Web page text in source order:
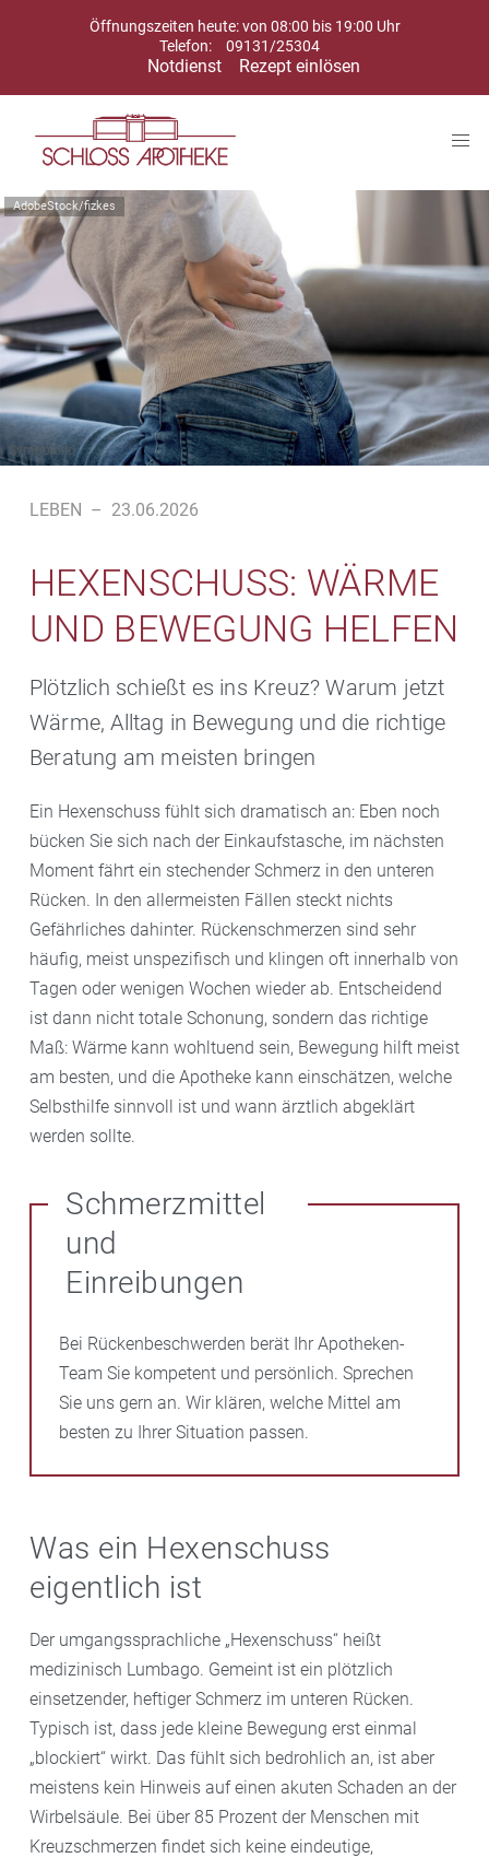
Öffnungszeiten heute: von 08:00 bis 19:00 Uhr
Telefon:
09131/25304
Notdienst Rezept einlösen
AdobeStock/fizkes
Symbolbild
LEBEN – 23.06.2026
HEXENSCHUSS: WÄRME
UND BEWEGUNG HELFEN
Plötzlich schießt es ins Kreuz? Warum jetzt
Wärme, Alltag in Bewegung und die richtige
Beratung am meisten bringen
Ein Hexenschuss fühlt sich dramatisch an: Eben noch
bücken Sie sich nach der Einkaufstasche, im nächsten
Moment fährt ein stechender Schmerz in den unteren
Rücken. In den allermeisten Fällen steckt nichts
Gefährliches dahinter. Rückenschmerzen sind sehr
häufig, meist unspezifisch und klingen oft innerhalb von
Tagen oder wenigen Wochen wieder ab. Entscheidend
ist dann nicht totale Schonung, sondern das richtige
Maß: Wärme kann wohltuend sein, Bewegung hilft meist
am besten, und die Apotheke kann einschätzen, welche
Selbsthilfe sinnvoll ist und wann ärztlich abgeklärt
werden sollte.
Schmerzmittel
und
Einreibungen
Bei Rückenbeschwerden berät Ihr Apotheken-
Team Sie kompetent und persönlich. Sprechen
Sie uns gern an. Wir klären, welche Mittel am
besten zu Ihrer Situation passen.
Was ein Hexenschuss
eigentlich ist
Der umgangssprachliche „Hexenschuss“ heißt
medizinisch Lumbago. Gemeint ist ein plötzlich
einsetzender, heftiger Schmerz im unteren Rücken.
Typisch ist, dass jede kleine Bewegung erst einmal
„blockiert“ wirkt. Das fühlt sich bedrohlich an, ist aber
meistens kein Hinweis auf einen akuten Schaden an der
Wirbelsäule. Bei über 85 Prozent der Menschen mit
Kreuzschmerzen findet sich keine eindeutige,